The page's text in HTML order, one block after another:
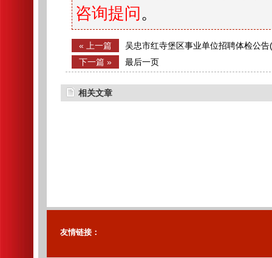
咨询提问 。
« 上一篇
吴忠市红寺堡区事业单位招聘体检公告
下一篇 »
最后一页
相关文章
友情链接：